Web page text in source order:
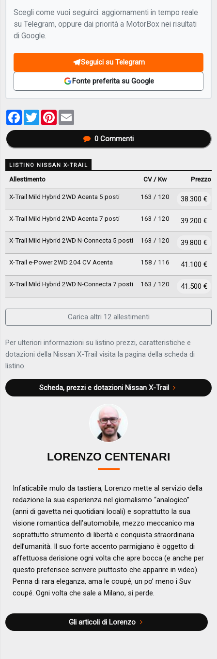
Scegli come vuoi seguirci: aggiornamenti in tempo reale
su Telegram, oppure dai priorità a MotorBox nei risultati
di Google.
Seguici su Telegram
Fonte preferita su Google
Facebook
TwitterPinterest
0Commenti
LISTINO NISSAN X-TRAIL
Allestimento CV / Kw Prezzo
X-Trail Mild Hybrid 2WD Acenta 5 posti 163 / 120 38.300 €
X-Trail Mild Hybrid 2WD Acenta 7 posti 163 / 120 39.200 €
X-Trail Mild Hybrid 2WD N-Connecta 5 posti 163 / 120 39.800 €
X-Trail e-Power 2WD 204 CV Acenta 158 / 116 41.100 €
X-Trail Mild Hybrid 2WD N-Connecta 7 posti 163 / 120 41.500 €
Carica altri 12 allestimenti
Per ulteriori informazioni su listino prezzi, caratteristiche e
dotazioni della Nissan X-Trail visita la pagina della scheda di
listino.
Scheda, prezzi e dotazioni Nissan X-Trail
LORENZO CENTENARI
Infaticabile mulo da tastiera, Lorenzo mette al servizio della
redazione la sua esperienza nel giornalismo “analogico”
(anni di gavetta nei quotidiani locali) e soprattutto la sua
visione romantica dell’automobile, mezzo meccanico ma
soprattutto strumento di libertà e conquista straordinaria
dell’umanità. Il suo forte accento parmigiano è oggetto di
affettuosa derisione ogni volta che apre bocca (e anche per
questo preferisce scrivere piuttosto che apparire in video).
Penna di rara eleganza, ama le coupé, un po’ meno i Suv
coupé. Ogni volta che sale a Milano, si perde.
Gli articoli di Lorenzo